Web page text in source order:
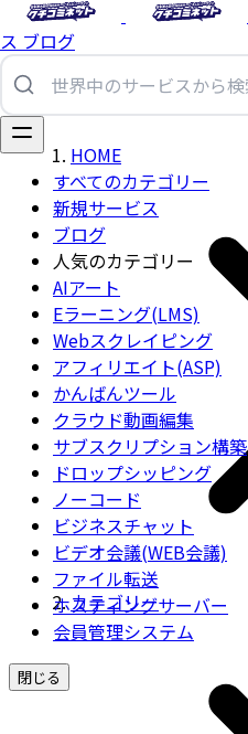
ス ブログ
すべてのカテゴリー
新規サービス
ブログ
人気のカテゴリー
AIアート
Eラーニング(LMS)
Webスクレイピング
アフィリエイト(ASP)
かんばんツール
クラウド動画編集
サブスクリプション構築
ドロップシッピング
ノーコード
ビジネスチャット
ビデオ会議(WEB会議)
ファイル転送
ホスティングサーバー
会員管理システム
閉じる
HOME
カテゴリー